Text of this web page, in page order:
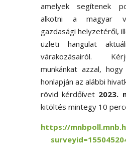
amelyek segítenek
alkotni a magyar
gazdasági helyzetéről,
üzleti hangulat
várakozásairól.
munkánkat azzal,
honlapján az alábbi
rövid kérdőívet 2023.
kitöltés mintegy 10
https://